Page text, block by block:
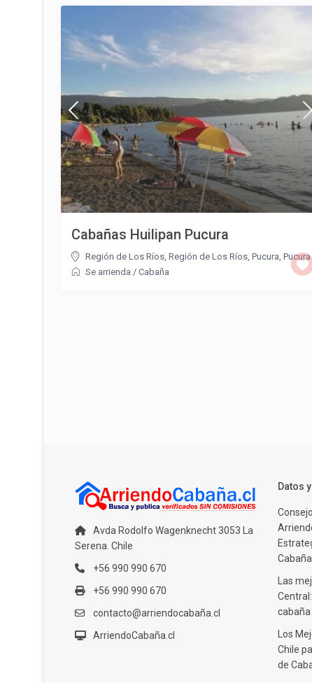
Cabañas Huilipan Pucura
Región de Los Ríos, Región de Los Ríos, Pucura, Pucura
Se arrienda / Cabaña
Avda Rodolfo Wagenknecht 3053 La
Serena. Chile
+56 990 990 670
+56 990 990 670
contacto@arriendocabaña.cl
ArriendoCabaña.cl
Datos
Las
cabaña
Los
Chile
de